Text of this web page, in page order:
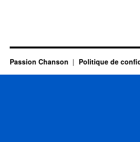
Passion Chanson Politique de